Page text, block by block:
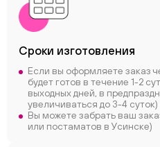
Сроки изготовления
Если вы оформляете заказ
будет готов в течение 1-2
выходных дней, в
увеличиваться до 3-4 суток)
Вы можете забрать ваш
или постаматов в Усинске)